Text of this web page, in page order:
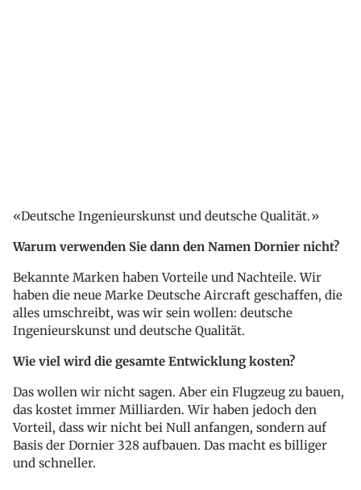
Deutsche Ingenieurskunst und deutsche Qualität.
Warum verwenden Sie dann den Namen Dornier nicht?
Bekannte Marken haben Vorteile und Nachteile. Wir
haben die neue Marke Deutsche Aircraft geschaffen, die
alles umschreibt, was wir sein wollen: deutsche
Ingenieurskunst und deutsche Qualität.
Wie viel wird die gesamte Entwicklung kosten?
Das wollen wir nicht sagen. Aber ein Flugzeug zu bauen,
das kostet immer Milliarden. Wir haben jedoch den
Vorteil, dass wir nicht bei Null anfangen, sondern auf
Basis der Dornier 328 aufbauen. Das macht es billiger
und schneller.